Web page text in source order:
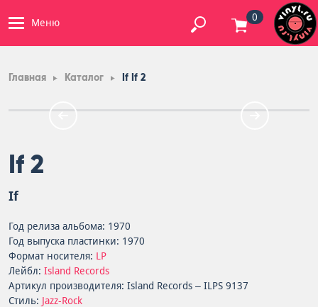
Меню 0
Главная Каталог If If 2
If 2
If
Год релиза альбома: 1970
Год выпуска пластинки: 1970
Формат носителя: LP
Лейбл: Island Records
Артикул производителя: Island Records – ILPS 9137
Стиль: Jazz-Rock